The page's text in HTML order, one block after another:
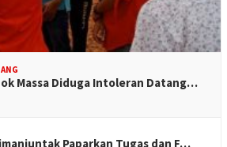
Massa Diduga Intoleran Datang…
Paparkan Tugas dan F…